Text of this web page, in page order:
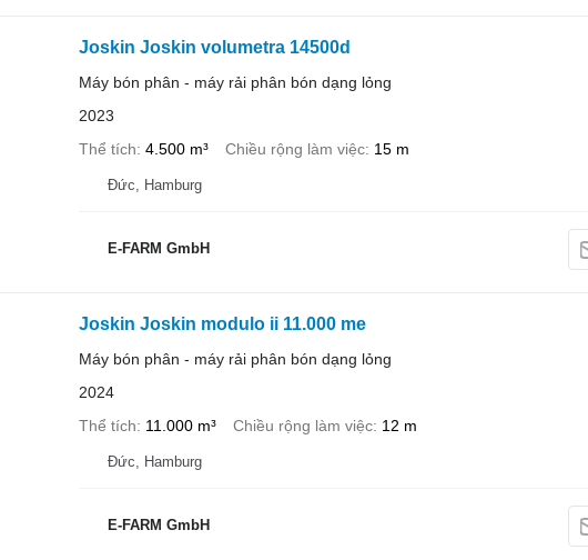
Joskin Joskin volumetra 14500d
Máy bón phân - máy rải phân bón dạng lỏng
2023
Thể tích 4.500 m³ Chiều rộng làm việc 15 m
Đức, Hamburg
E-FARM GmbH
Joskin Joskin modulo ii 11.000 me
Máy bón phân - máy rải phân bón dạng lỏng
2024
Thể tích
11.000 m³ Chiều rộng làm việc 12 m
Đức, Hamburg
E-FARM GmbH